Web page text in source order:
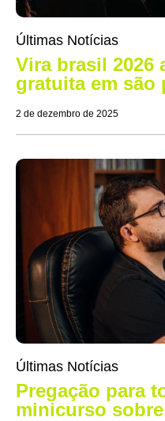
Últimas Notícias
Vira brasil 2026
gratuita em são
2 de dezembro de 2025
Últimas Notícias
Pregação para
minicurso